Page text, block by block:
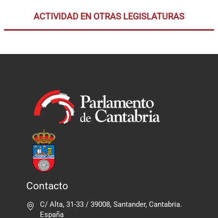
ACTIVIDAD EN OTRAS LEGISLATURAS
Contacto
C/ Alta, 31-33 / 39008, Santander, Cantabria.
España